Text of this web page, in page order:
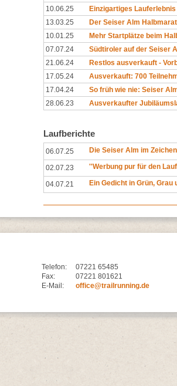
10.06.25
Einzigartiges
13.03.25
Der Seiser Alm
10.01.25
Mehr Startplätze beim
07.07.24
Südtiroler auf der Seiser
21.06.24
Restlos ausverkauft -
17.05.24
Ausverkauft: 700
17.04.24
So früh wie nie: Seiser
28.06.23
Ausverkaufter
Laufberichte
06.07.25 Die Seiser Alm im
02.07.23 ''Werbung pur für den
04.07.21 Ein Gedicht in Grün, Grau
Telefon:
07221 65485
Fax:
07221 801621
E-Mail:
office@trailrunning.de